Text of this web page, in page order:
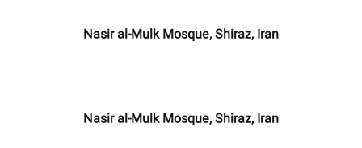
Nasir al-Mulk Mosque, Shiraz, Iran
Nasir al-Mulk Mosque, Shiraz, Iran